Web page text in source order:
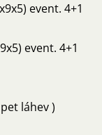
event. 4+1
event. 4+1
láhev )